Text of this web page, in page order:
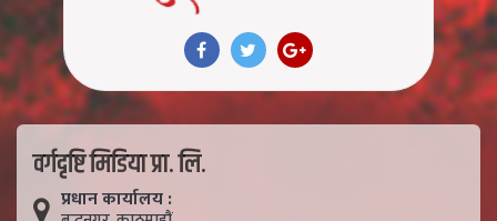
वर्गदृष्टि मिडिया प्रा. लि.
प्रधान कार्यालय :